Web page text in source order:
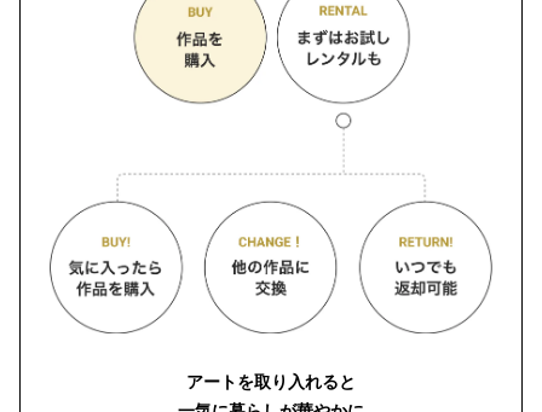
アートを取り入れると